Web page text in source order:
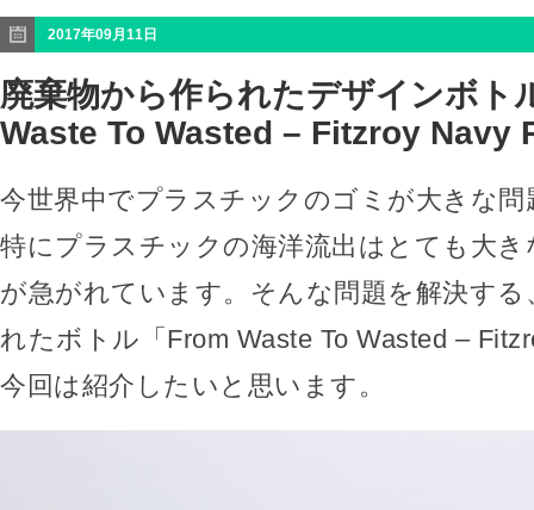
2017年09月11日
廃棄物から作られたデザインボト
Waste To Wasted – Fitzroy Navy
今世界中でプラスチックのゴミが大きな
特にプラスチックの海洋流出はとても大
が急がれています。そんな問題を解決する
れたボトル「From Waste To Wasted –
今回は紹介したいと思います。